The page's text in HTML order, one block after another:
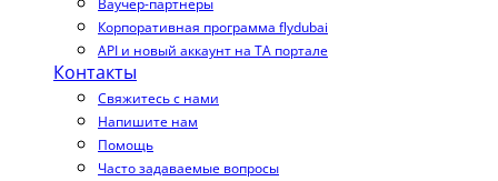
Ваучер-партнеры
Корпоративная программа flydubai
API и новый аккаунт на TA портале
Контакты
Свяжитесь с нами
Напишите нам
Помощь
Часто задаваемые вопросы